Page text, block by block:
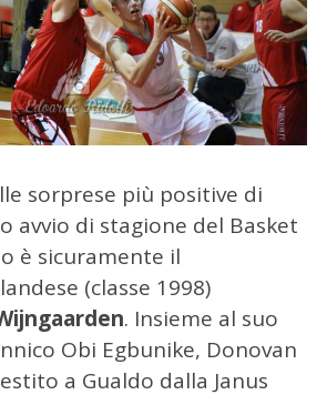
sorprese più positive di
avvio di stagione del Basket
è sicuramente il
(classe 1998)
. Insieme al suo
Obi Egbunike, Donovan
a Gualdo dalla Janus